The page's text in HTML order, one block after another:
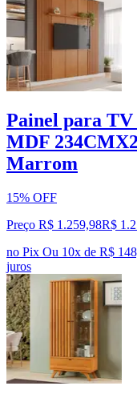
Painel para TV
MDF
Marrom
15% OFF
Preço R$ 1.259,98R$
no Pix Ou 10x de R$
juros